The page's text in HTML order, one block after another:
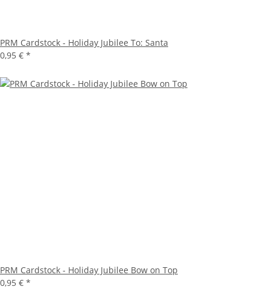
PRM Cardstock - Holiday Jubilee To: Santa
0,95 € *
PRM Cardstock - Holiday Jubilee Bow on Top
0,95 € *